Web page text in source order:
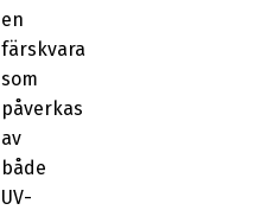
en
färskvara
som
påverkas
av
både
UV-